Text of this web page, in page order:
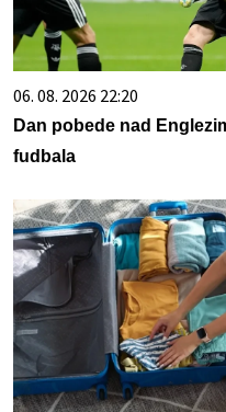
06. 08. 2026 22:20
Dan pobede nad
fudbala